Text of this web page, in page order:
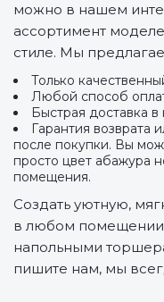
можно в нашем
ассортимент
стиле. Мы
Только
Любой способ
Быстрая доставка
Гарантия возврата
после покупки. Вы
просто цвет абажура
помещения.
Создать уютную,
в любом помещении
напольными
пишите нам, мы